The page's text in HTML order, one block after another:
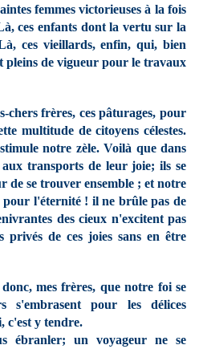
femmes victorieuses à la fois
ces enfants dont la vertu sur la
ces vieillards, enfin, qui, bien
de vigueur pour le travaux
chers frères, ces pâturages, pour
multitude de citoyens célestes.
notre zèle. Voilà que dans
transports de leur joie; ils se
de se trouver ensemble ; et notre
l'éternité ! il ne brûle pas de
des cieux n'excitent pas
privés de ces joies sans en être
mes frères, que notre foi se
s'embrasent pour les délices
c'est y tendre.
ébranler; un voyageur ne se